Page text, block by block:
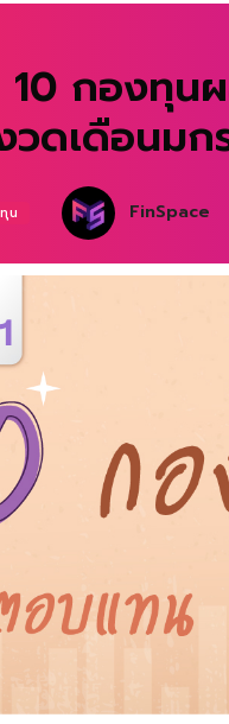
10 กองทุน
วดเดือนม
น FinSpace